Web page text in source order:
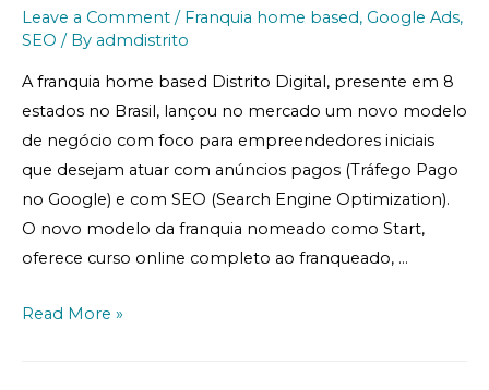
Leave a Comment / Franquia home based, Google Ads,
SEO / By admdistrito
A franquia home based Distrito Digital, presente em 8
estados no Brasil, lançou no mercado um novo modelo
de negócio com foco para empreendedores iniciais
que desejam atuar com anúncios pagos (Tráfego Pago
no Google) e com SEO (Search Engine Optimization).
O novo modelo da franquia nomeado como Start,
oferece curso online completo ao franqueado, …
Read More »